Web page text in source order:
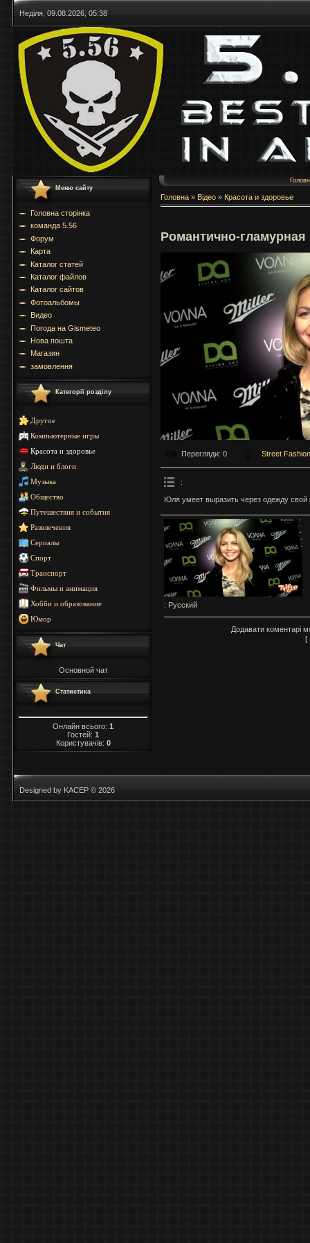
Неділя, 09.08.2026, 05:38
Меню сайту
Головна сторінка
команда 5.56
Форум
Карта
Каталог статей
Каталог файлов
Каталог сайтов
Фотоальбомы
Видео
Погода на Gismeteo
Нова пошта
Магазин
замовлення
Категорії розділу
Другое
Компьютерные игры
Красота и здоровье
Люди и блоги
Музыка
Общество
Путешествия и события
Развлечения
Сериалы
Спорт
Транспорт
Фильмы и анимация
Хобби и образование
Юмор
Чат
Основной чат
Статистика
Онлайн всього: 1
Гостей: 1
Користувачів: 0
Головна » Відео » Красота и здоровье
Романтично-гламурная
Перегляди: 0 Street Fashion
:
Юля умеет выразить через одежду свой
: Русский
Додавати коментарі
[
Designed by KACEP © 2026